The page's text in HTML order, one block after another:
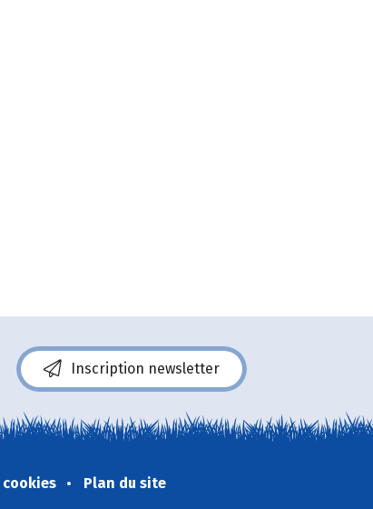
Inscription newsletter
Plan du site